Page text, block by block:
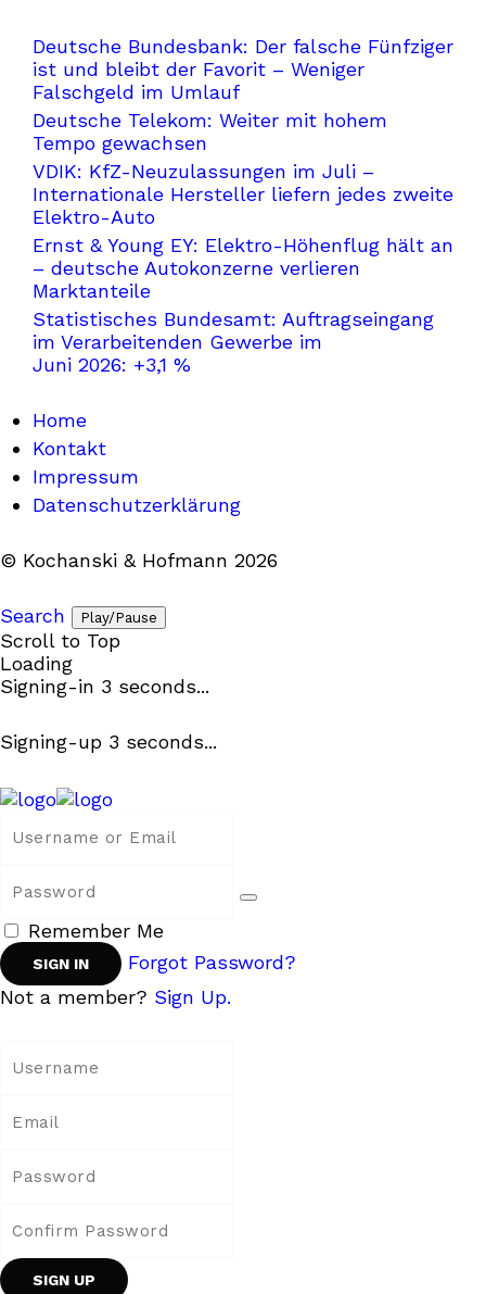
Deutsche Bundesbank: Der falsche Fünfziger
ist und bleibt der Favorit – Weniger
Falschgeld im Umlauf
Deutsche Telekom: Weiter mit hohem
Tempo gewachsen
VDIK: KfZ-Neuzulassungen im Juli –
Internationale Hersteller liefern jedes zweite
Elektro-Auto
Ernst & Young EY: Elektro-Höhenflug hält an
– deutsche Autokonzerne verlieren
Marktanteile
Statistisches Bundesamt: Auftragseingang
im Verarbeitenden Gewerbe im
Juni 2026: +3,1 %
Home
Kontakt
Impressum
Datenschutzerklärung
© Kochanski & Hofmann 2026
Search Play/Pause
Scroll to Top
Loading
Signing-in 3 seconds...
Signing-up 3 seconds...
Remember Me
Forgot Password?
Not a member? Sign Up.